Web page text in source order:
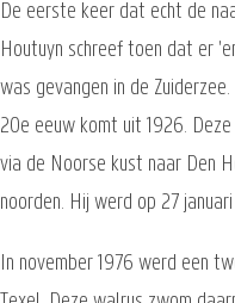
De eerste keer dat echt de
Houtuyn schreef toen dat er
was gevangen in de
20e eeuw komt uit 1926.
via de Noorse kust naar Den
noorden. Hij werd op 27
In november 1976 werd een